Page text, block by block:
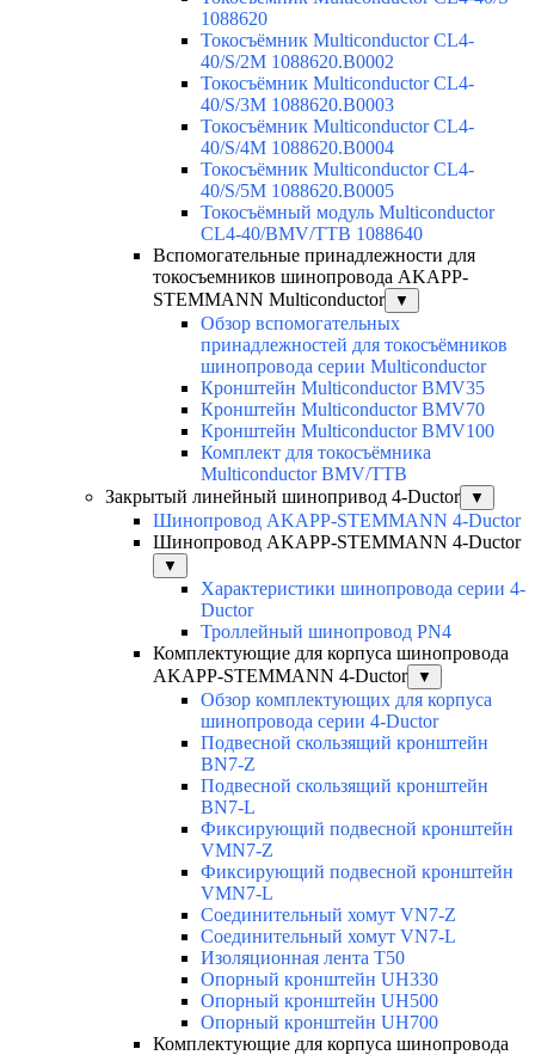
1088620
Токосъёмник Multiconductor CL4-
40/S/2M 1088620.B0002
Токосъёмник Multiconductor CL4-
40/S/3M 1088620.B0003
Токосъёмник Multiconductor CL4-
40/S/4M 1088620.B0004
Токосъёмник Multiconductor CL4-
40/S/5M 1088620.B0005
Токосъёмный модуль Multiconductor
CL4-40/BMV/TTB 1088640
Вспомогательные принадлежности для
токосъемников шинопровода AKAPP-
STEMMANN Multiconductor
▼
Обзор вспомогательных
принадлежностей для токосъёмников
шинопровода серии Multiconductor
Кронштейн Multiconductor BMV35
Кронштейн Multiconductor BMV70
Кронштейн Multiconductor BMV100
Комплект для токосъёмника
Multiconductor BMV/TTB
Закрытый линейный шинопривод 4-Ductor
▼
Шинопровод AKAPP-STEMMANN 4-Ductor
Шинопровод AKAPP-STEMMANN 4-Ductor
▼
Характеристики шинопровода серии 4-
Ductor
Троллейный шинопровод PN4
Комплектующие для корпуса шинопровода
AKAPP-STEMMANN 4-Ductor
▼
Обзор комплектующих для корпуса
шинопровода серии 4-Ductor
Подвесной скользящий кронштейн
BN7-Z
Подвесной скользящий кронштейн
BN7-L
Фиксирующий подвесной кронштейн
VMN7-Z
Фиксирующий подвесной кронштейн
VMN7-L
Соединительный хомут VN7-Z
Соединительный хомут VN7-L
Изоляционная лента T50
Опорный кронштейн UH330
Опорный кронштейн UH500
Опорный кронштейн UH700
Комплектующие для корпуса шинопровода